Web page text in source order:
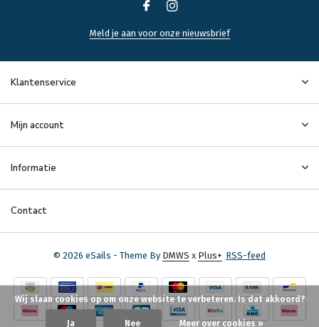
Meld je aan voor onze nieuwsbrief
Klantenservice
Mijn account
Informatie
Contact
© 2026 eSails - Theme By DMWS x Plus+ RSS-feed
Wij slaan cookies op om onze website te verbeteren. Is dat akkoord?
Ja Nee Meer over cookies »